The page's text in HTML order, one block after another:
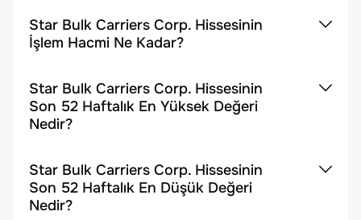
Star Bulk Carriers Corp. Hissesinin
İşlem Hacmi Ne Kadar?
Star Bulk Carriers Corp. Hissesinin
Son 52 Haftalık En Yüksek Değeri
Nedir?
Star Bulk Carriers Corp. Hissesinin
Son 52 Haftalık En Düşük Değeri
Nedir?